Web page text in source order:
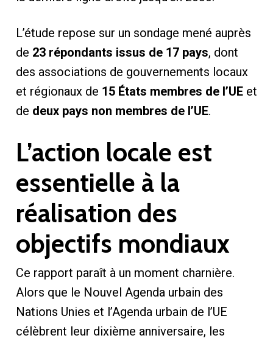
L’étude repose sur un sondage mené auprès
de 23 répondants issus de 17 pays, dont
des associations de gouvernements locaux
et régionaux de 15 États membres de l’UEet
de deux pays non membres de l’UE.
L’action locale est
essentielle à la
réalisation des
objectifs mondiaux
Ce rapport paraît à un moment charnière.
Alors que le Nouvel Agenda urbain des
Nations Unies et l’Agenda urbain de l’UE
célèbrent leur dixième anniversaire, les